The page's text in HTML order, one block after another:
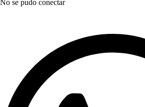
No se pudo conectar